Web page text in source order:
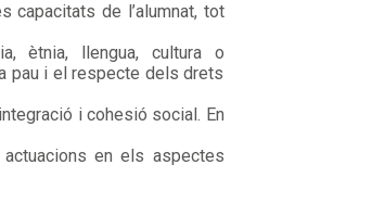
capacitats de l’alumnat, tot
ètnia, llengua, cultura o
pau i el respecte dels drets
i cohesió social. En
en els aspectes